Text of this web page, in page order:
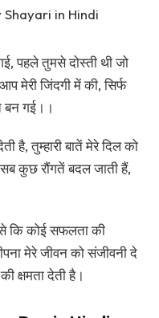
पहले तुमसे दोस्ती थी जो
मेरी जिंदगी में की, सिर्फ
बन गई।।
है, तुम्हारी बातें मेरे दिल को
कुछ रौंगतें बदल जाती हैं,
कि कोई सफलता की
मेरे जीवन को संजीवनी दे
क्षमता देती है।